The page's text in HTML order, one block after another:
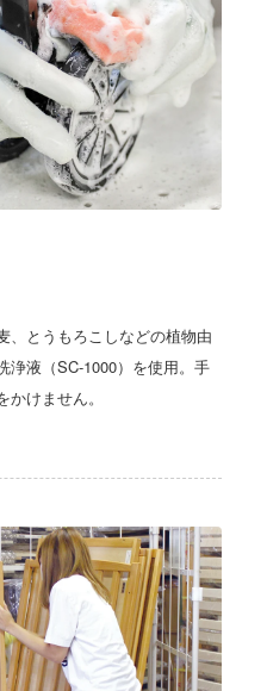
、とうもろこしなどの植物由
浄液（SC-1000）を使用。手
けません。